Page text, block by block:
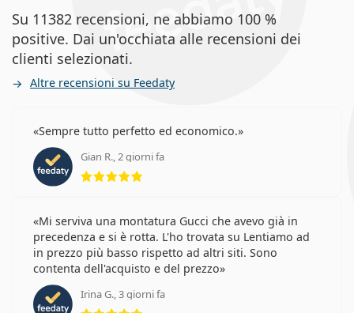
Su 11382 recensioni, ne abbiamo 100 %
positive. Dai un'occhiata alle recensioni dei
clienti selezionati.
Altre recensioni su Feedaty
Sempre tutto perfetto ed economico.
Gian R., 2 giorni fa
Mi serviva una montatura Gucci che avevo già in
precedenza e si è rotta. L'ho trovata su Lentiamo ad
in prezzo più basso rispetto ad altri siti. Sono
contenta dell'acquisto e del prezzo
Irina G., 3 giorni fa